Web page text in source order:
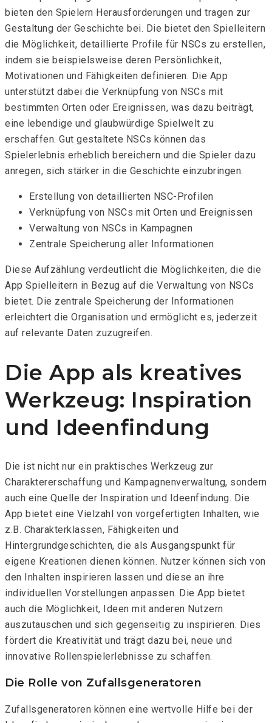
bieten den Spielern Herausforderungen und tragen zur
Gestaltung der Geschichte bei. Die bietet den Spielleitern
die Möglichkeit, detaillierte Profile für NSCs zu erstellen,
indem sie beispielsweise deren Persönlichkeit,
Motivationen und Fähigkeiten definieren. Die App
unterstützt dabei die Verknüpfung von NSCs mit
bestimmten Orten oder Ereignissen, was dazu beiträgt,
eine lebendige und glaubwürdige Spielwelt zu
erschaffen. Gut gestaltete NSCs können das
Spielerlebnis erheblich bereichern und die Spieler dazu
anregen, sich stärker in die Geschichte einzubringen.
Erstellung von detaillierten NSC-Profilen
Verknüpfung von NSCs mit Orten und Ereignissen
Verwaltung von NSCs in Kampagnen
Zentrale Speicherung aller Informationen
Diese Aufzählung verdeutlicht die Möglichkeiten, die die
App Spielleitern in Bezug auf die Verwaltung von NSCs
bietet. Die zentrale Speicherung der Informationen
erleichtert die Organisation und ermöglicht es, jederzeit
auf relevante Daten zuzugreifen.
Die App als kreatives
Werkzeug: Inspiration
und Ideenfindung
Die ist nicht nur ein praktisches Werkzeug zur
Charaktererschaffung und Kampagnenverwaltung, sondern
auch eine Quelle der Inspiration und Ideenfindung. Die
App bietet eine Vielzahl von vorgefertigten Inhalten, wie
z.B. Charakterklassen, Fähigkeiten und
Hintergrundgeschichten, die als Ausgangspunkt für
eigene Kreationen dienen können. Nutzer können sich von
den Inhalten inspirieren lassen und diese an ihre
individuellen Vorstellungen anpassen. Die App bietet
auch die Möglichkeit, Ideen mit anderen Nutzern
auszutauschen und sich gegenseitig zu inspirieren. Dies
fördert die Kreativität und trägt dazu bei, neue und
innovative Rollenspielerlebnisse zu schaffen.
Die Rolle von Zufallsgeneratoren
Zufallsgeneratoren können eine wertvolle Hilfe bei der